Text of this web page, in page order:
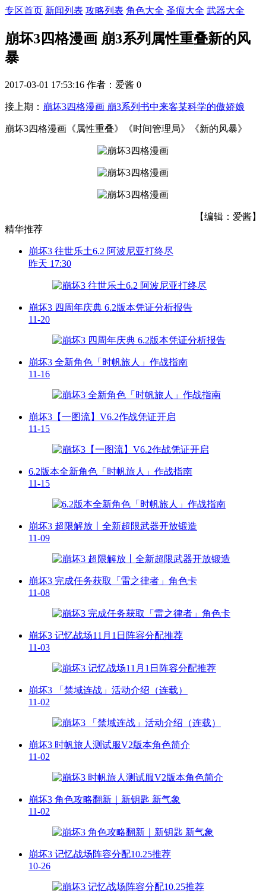
专区首页 新闻列表 攻略列表 角色大全 圣痕大全 武器大全
崩坏3四格漫画 崩3系列属性重叠新的风
暴
2017-03-01 17:53:16 作者：爱酱 0
接上期： 崩坏3四格漫画 崩3系列书中来客某科学的傲娇娘
崩坏3四格漫画《属性重叠》《时间管理局》《新的风暴》
【编辑：爱酱】
精华推荐
崩坏3 往世乐土6.2 阿波尼亚打终尽
昨天 17:30
崩坏3 四周年庆典 6.2版本凭证分析报告
11-20
崩坏3 全新角色「时帆旅人」作战指南
11-16
崩坏3【一图流】V6.2作战凭证开启
11-15
6.2版本全新角色「时帆旅人」作战指南
11-15
崩坏3 超限解放丨全新超限武器开放锻造
11-09
崩坏3 完成任务获取「雷之律者」角色卡
11-08
崩坏3 记忆战场11月1日阵容分配推荐
11-03
崩坏3 「禁域连战」活动介绍（连载）
11-02
崩坏3 时帆旅人测试服V2版本角色简介
11-02
崩坏3 角色攻略翻新｜新钥匙 新气象
11-02
崩坏3 记忆战场阵容分配10.25推荐
10-26